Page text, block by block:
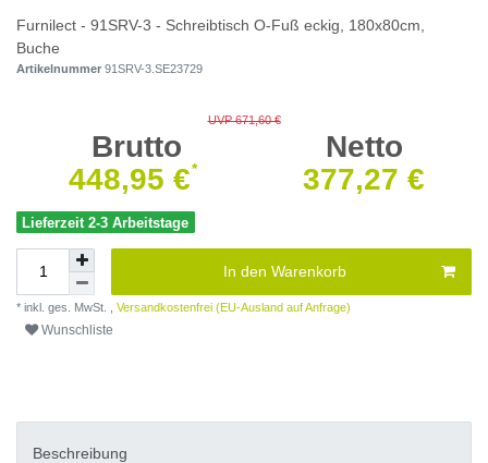
Furnilect - 91SRV-3 - Schreibtisch O-Fuß eckig, 180x80cm,
Buche
Artikelnummer 91SRV-3.SE23729
UVP 671,60 €
Brutto
Netto
448,95 €
* 377,27 €
Lieferzeit 2-3 Arbeitstage
In den Warenkorb
* inkl. ges. MwSt. , Versandkostenfrei (EU-Ausland auf Anfrage)
Wunschliste
Beschreibung